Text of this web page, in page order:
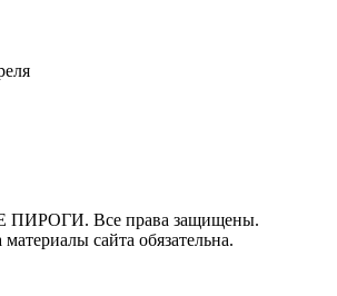
Все права защищены.
сайта обязательна.